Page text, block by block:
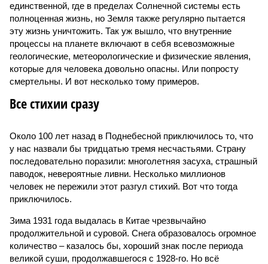
единственной, где в пределах Солнечной системы есть
полноценная жизнь, но Земля также регулярно пытается
эту жизнь уничтожить. Так уж вышло, что внутренние
процессы на планете включают в себя всевозможные
геологические, метеорологические и физические явления,
которые для человека довольно опасны. Или попросту
смертельны. И вот несколько тому примеров.
Все стихии сразу
Около 100 лет назад в Поднебесной приключилось то, что
у нас назвали бы тридцатью тремя несчастьями. Страну
последовательно поразили: многолетняя засуха, страшный
паводок, невероятные ливни. Несколько миллионов
человек не пережили этот разгул стихий. Вот что тогда
приключилось.
Зима 1931 года выдалась в Китае чрезвычайно
продолжительной и суровой. Снега образовалось огромное
количество – казалось бы, хороший знак после периода
великой суши, продолжавшегося с 1928-го. Но всё